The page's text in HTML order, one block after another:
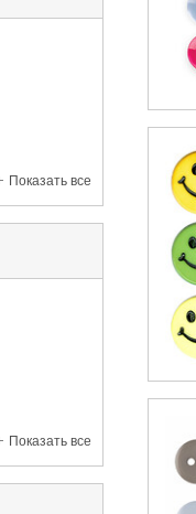
Показать все
Показать все